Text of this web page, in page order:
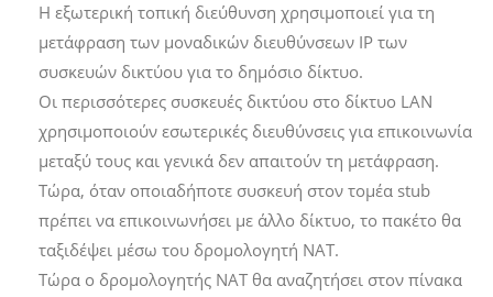
Η εξωτερική τοπική διεύθυνση χρησιμοποιεί για τη
μετάφραση των μοναδικών διευθύνσεων IP των
συσκευών δικτύου για το δημόσιο δίκτυο.
Οι περισσότερες συσκευές δικτύου στο δίκτυο LAN
χρησιμοποιούν εσωτερικές διευθύνσεις για επικοινωνία
μεταξύ τους και γενικά δεν απαιτούν τη μετάφραση.
Τώρα, όταν οποιαδήποτε συσκευή στον τομέα stub
πρέπει να επικοινωνήσει με άλλο δίκτυο, το πακέτο θα
ταξιδέψει μέσω του δρομολογητή NAT.
Τώρα ο δρομολογητής NAT θα αναζητήσει στον πίνακα